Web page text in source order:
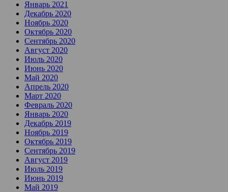
Январь 2021
Декабрь 2020
Ноябрь 2020
Октябрь 2020
Сентябрь 2020
Август 2020
Июль 2020
Июнь 2020
Май 2020
Апрель 2020
Март 2020
Февраль 2020
Январь 2020
Декабрь 2019
Ноябрь 2019
Октябрь 2019
Сентябрь 2019
Август 2019
Июль 2019
Июнь 2019
Май 2019